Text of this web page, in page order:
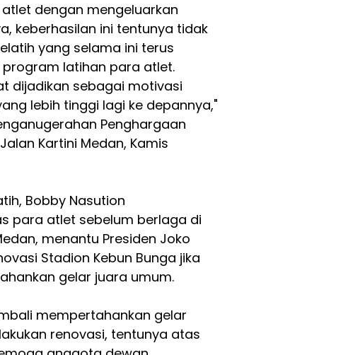
dengan mengeluarkan
keberhasilan ini tentunya tidak
yang selama ini terus
latihan para atlet.
dijadikan sebagai motivasi
lebih tinggi lagi ke depannya,"
Penghargaan
Kartini Medan, Kamis
Bobby Nasution
para atlet sebelum berlaga di
menantu Presiden Joko
Stadion Kebun Bunga jika
gelar juara umum.
mempertahankan gelar
renovasi, tentunya atas